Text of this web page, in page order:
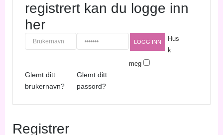
registrert kan du logge inn
her
Hus
k
meg
Glemt ditt
brukernavn?
Glemt ditt
passord?
Registrer